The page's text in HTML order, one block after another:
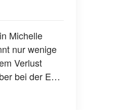
Michelle
nur wenige
Verlust
bei der EM